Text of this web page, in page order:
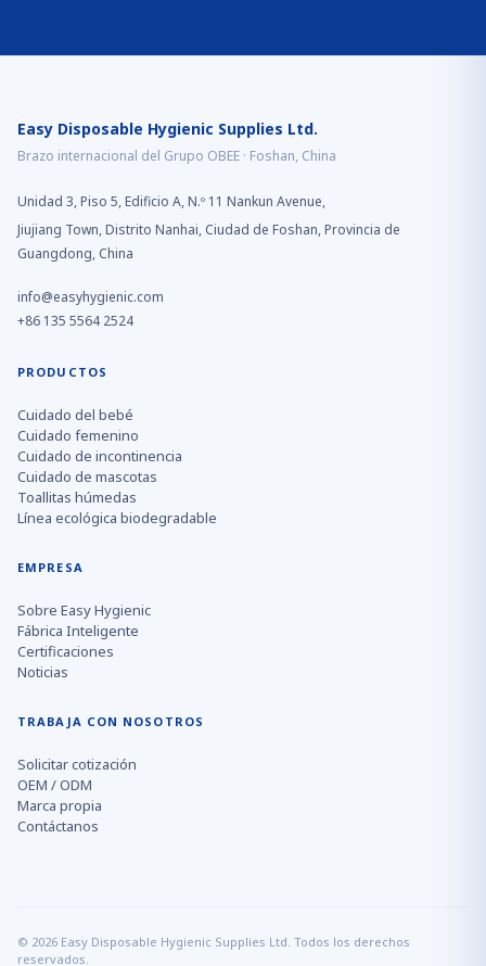
Easy Disposable Hygienic Supplies Ltd.
Brazo internacional del Grupo OBEE · Foshan, China
Unidad 3, Piso 5, Edificio A, N.º 11 Nankun Avenue,
Jiujiang Town, Distrito Nanhai, Ciudad de Foshan, Provincia de
Guangdong, China
info@easyhygienic.com
+86 135 5564 2524
PRODUCTOS
Cuidado del bebé
Cuidado femenino
Cuidado de incontinencia
Cuidado de mascotas
Toallitas húmedas
Línea ecológica biodegradable
EMPRESA
Sobre Easy Hygienic
Fábrica Inteligente
Certificaciones
Noticias
TRABAJA CON NOSOTROS
Solicitar cotización
OEM / ODM
Marca propia
Contáctanos
© 2026 Easy Disposable Hygienic Supplies Ltd. Todos los derechos
reservados.